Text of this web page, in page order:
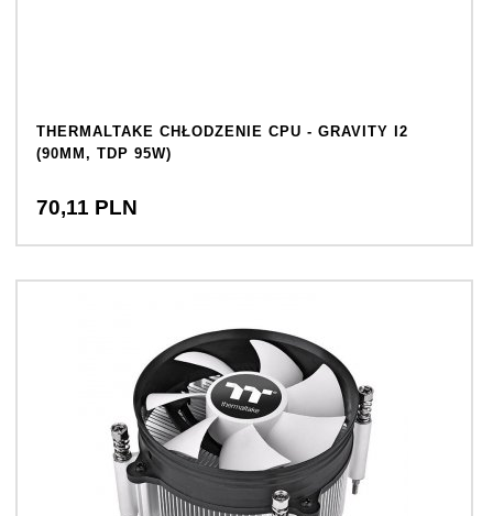
THERMALTAKE CHŁODZENIE CPU - GRAVITY I2
(90MM, TDP 95W)
70,11 PLN